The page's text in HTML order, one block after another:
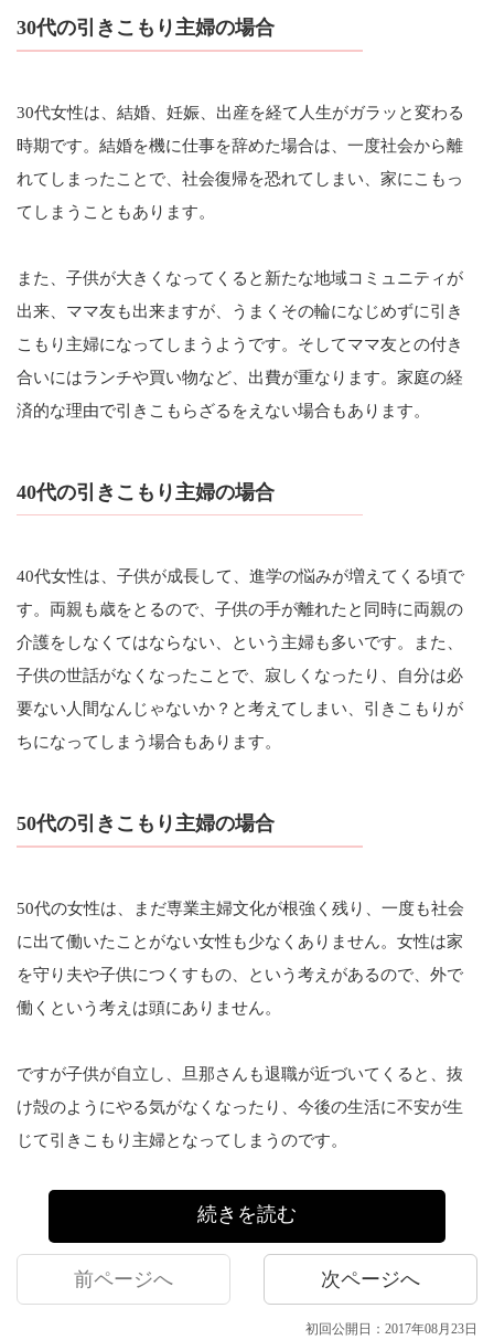
30代の引きこもり主婦の場合
30代女性は、結婚、妊娠、出産を経て人生がガラッと変わる
時期です。結婚を機に仕事を辞めた場合は、一度社会から離
れてしまったことで、社会復帰を恐れてしまい、家にこもっ
てしまうこともあります。
また、子供が大きくなってくると新たな地域コミュニティが
出来、ママ友も出来ますが、うまくその輪になじめずに引き
こもり主婦になってしまうようです。そしてママ友との付き
合いにはランチや買い物など、出費が重なります。家庭の経
済的な理由で引きこもらざるをえない場合もあります。
40代の引きこもり主婦の場合
40代女性は、子供が成長して、進学の悩みが増えてくる頃で
す。両親も歳をとるので、子供の手が離れたと同時に両親の
介護をしなくてはならない、という主婦も多いです。また、
子供の世話がなくなったことで、寂しくなったり、自分は必
要ない人間なんじゃないか？と考えてしまい、引きこもりが
ちになってしまう場合もあります。
50代の引きこもり主婦の場合
50代の女性は、まだ専業主婦文化が根強く残り、一度も社会
に出て働いたことがない女性も少なくありません。女性は家
を守り夫や子供につくすもの、という考えがあるので、外で
働くという考えは頭にありません。
ですが子供が自立し、旦那さんも退職が近づいてくると、抜
け殻のようにやる気がなくなったり、今後の生活に不安が生
じて引きこもり主婦となってしまうのです。
続きを読む
前ページへ 次ページへ
初回公開日：2017年08月23日